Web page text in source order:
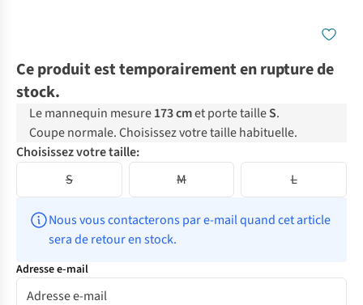
Ce produit est temporairement en rupture de
stock.
Le mannequin mesure173 cmet porte tailleS.
Coupe normale. Choisissez votre taille habituelle.
Choisissez votre taille:
S
M L
Nous vous contacterons par e-mail quand cet article
sera de retour en stock.
Adresse e-mail